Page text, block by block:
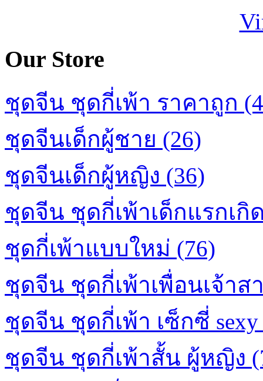
Our Store
ชุดจีน ชุดกี่เพ้า ราคาถูก
ชุดจีนเด็กผู้ชาย (26)
ชุดจีนเด็กผู้หญิง (36)
ชุดจีน ชุดกี่เพ้าเด็กแรกเกิ
ชุดกี่เพ้าแบบใหม่ (76)
ชุดจีน ชุดกี่เพ้าเพื่อนเจ้าส
ชุดจีน ชุดกี่เพ้า เซ็กซี่ sexy
ชุดจีน ชุดกี่เพ้าสั้น ผู้หญิง